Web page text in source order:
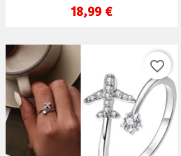
18,99 €
favorite_border